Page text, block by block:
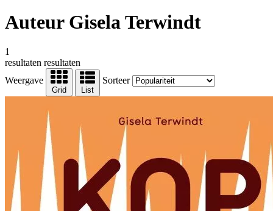
Auteur Gisela Terwindt
1
resultaten resultaten
Weergave
Grid List
Sorteer